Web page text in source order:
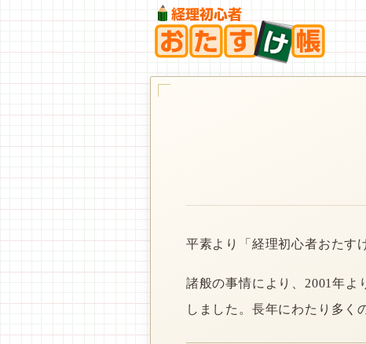
平素より「経理初心者おたす
諸般の事情により、2001年よ
しました。長年にわたり多く